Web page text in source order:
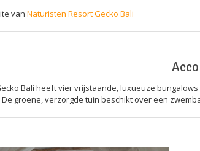
van Naturisten Resort Gecko Bali
Bali heeft vier vrijstaande, luxueuze
groene, verzorgde tuin beschikt over een